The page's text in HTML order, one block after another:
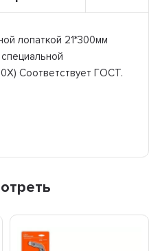
лопаткой 21*300мм
Соответствует ГОСТ.